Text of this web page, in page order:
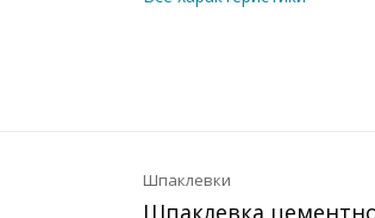
Шпаклевки
Шпаклевка